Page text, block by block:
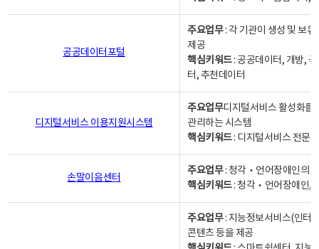
공공데이터포털
주요업무: 각 기관이 생성 및 보
제공
핵심키워드: 공공데이터, 개방,
터, 추천데이터
디지털서비스 이용지원시스템
주요업무디지털서비스 활성화를
관리하는 시스템
핵심키워드: 디지털서비스 전문
손말이음센터
주요업무: 청각‧언어장애인의
핵심키워드: 청각‧언어장애인,
주요업무: 지능정보서비스(인터
콘텐츠 등을 제공